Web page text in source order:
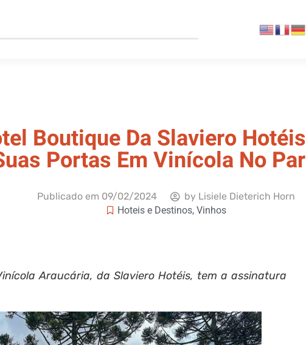
Boutique Da Slaviero
Portas Em Vinícola No
Publicado em 09/02/2024 by Lisiele Dieterich Horn
Hoteis e Destinos,Vinhos
Araucária, da Slaviero Hotéis, tem a assinatura